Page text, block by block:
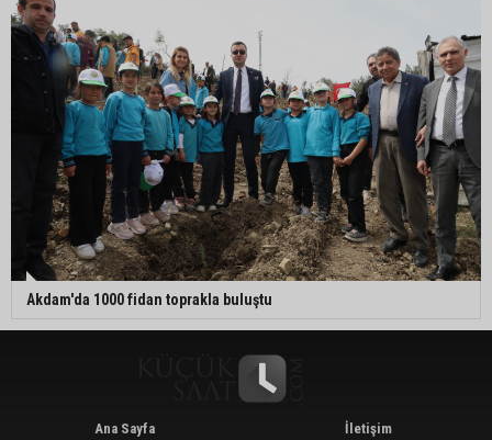
Akdam'da 1000 fidan toprakla buluştu
Ana Sayfa
İletişim